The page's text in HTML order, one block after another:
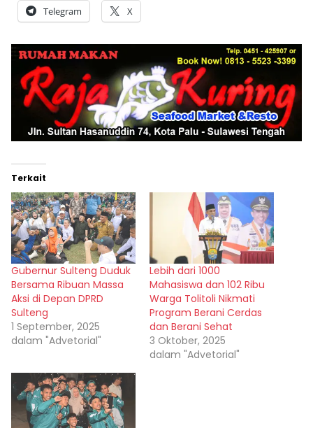
Telegram X
Terkait
Gubernur Sulteng Duduk
Bersama Ribuan Massa
Aksi di Depan DPRD
Sulteng
1 September, 2025
dalam "Advetorial"
Lebih dari 1000
Mahasiswa dan 102 Ribu
Warga Tolitoli Nikmati
Program Berani Cerdas
dan Berani Sehat
3 Oktober, 2025
dalam "Advetorial"